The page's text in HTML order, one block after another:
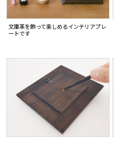
文庫革を飾って楽しめるインテリアプレ
ートです